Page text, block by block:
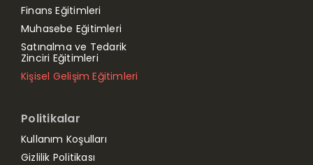
Finans Eğitimleri
Muhasebe Eğitimleri
Satınalma ve Tedarik
Zinciri Eğitimleri
Kişisel Gelişim Eğitimleri
Politikalar
Kullanım Koşulları
Gizlilik Politikası